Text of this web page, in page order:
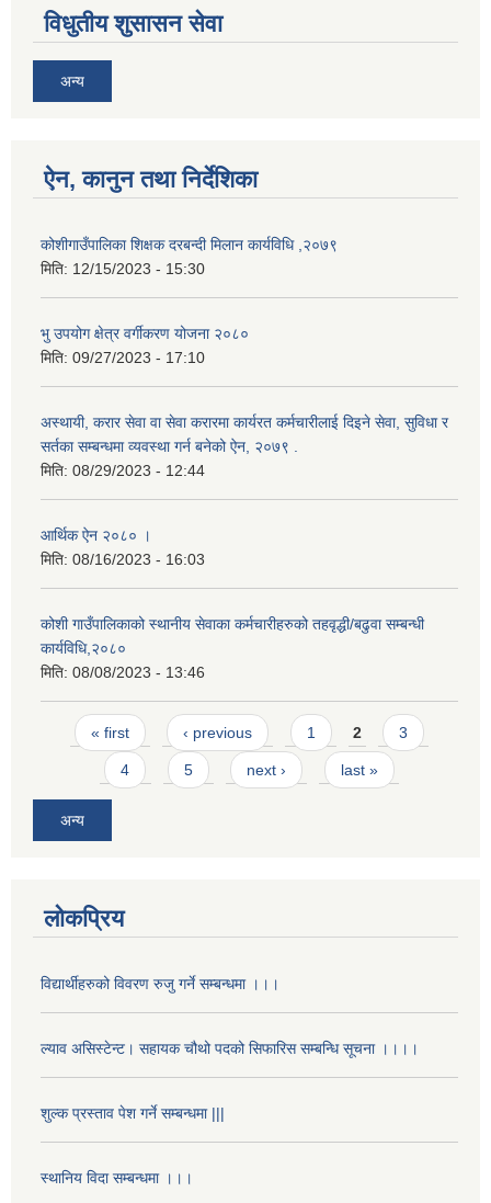
विधुतीय शुसासन सेवा
अन्य
ऐन, कानुन तथा निर्देशिका
कोशीगाउँपालिका शिक्षक दरबन्दी मिलान कार्यविधि ,२०७९
मिति: 12/15/2023 - 15:30
भु उपयोग क्षेत्र वर्गीकरण योजना २०८०
मिति: 09/27/2023 - 17:10
अस्थायी, करार सेवा वा सेवा करारमा कार्यरत कर्मचारीलाई दिइने सेवा, सुविधा र
सर्तका सम्बन्धमा व्यवस्था गर्न बनेको ऐन, २०७९ ‍.
मिति: 08/29/2023 - 12:44
आर्थिक ऐन २०८० ।
मिति: 08/16/2023 - 16:03
कोशी गाउँपालिकाको स्थानीय सेवाका कर्मचारीहरुको तहवृद्धी/बढुवा सम्बन्धी
कार्यविधि,२०८०
मिति: 08/08/2023 - 13:46
Pages
« first ‹ previous 1 2 3
4 5 next › last »
अन्य
लोकप्रिय
विद्यार्थीहरुको विवरण रुजु गर्ने सम्बन्धमा ।।।
ल्याव असिस्टेन्ट। सहायक चौथो पदको सिफारिस सम्बन्धि सूचना ।।।।
शुल्क प्रस्ताव पेश गर्ने सम्बन्धमा |||
स्थानिय विदा सम्बन्धमा ।।।